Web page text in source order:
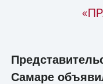
Самаре